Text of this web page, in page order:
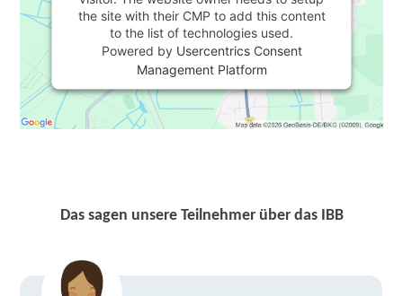
the site with their CMP to add this content
to the list of technologies used.
Powered by Usercentrics Consent
Management Platform
Das sagen unsere Teilnehmer über das IBB